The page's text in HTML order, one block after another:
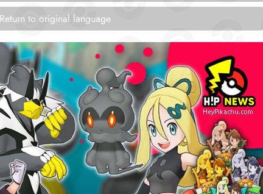
Return to original language